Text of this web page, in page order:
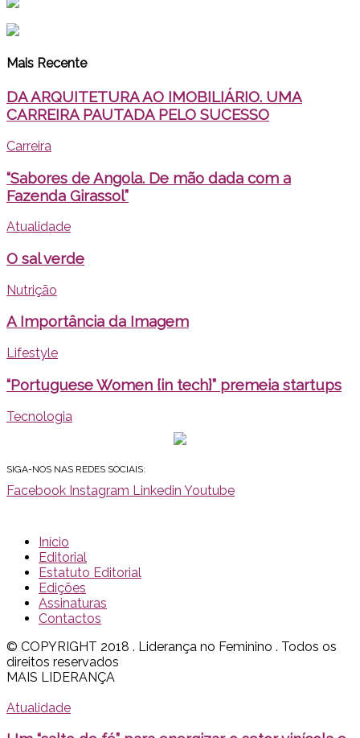
Mais Recente
DA ARQUITETURA AO IMOBILIÁRIO. UMA
CARREIRA PAUTADA PELO SUCESSO
Carreira
“Sabores de Angola. De mão dada com a
Fazenda Girassol”
Atualidade
O sal verde
Nutrição
A Importância da Imagem
Lifestyle
“Portuguese Women {in tech}” premeia startups
Tecnologia
SIGA-NOS NAS REDES SOCIAIS:
Facebook Instagram Linkedin Youtube
Início
Editorial
Estatuto Editorial
Edições
Assinaturas
Contactos
© COPYRIGHT 2018 . Liderança no Feminino . Todos os
direitos reservados
MAIS LIDERANÇA
Atualidade